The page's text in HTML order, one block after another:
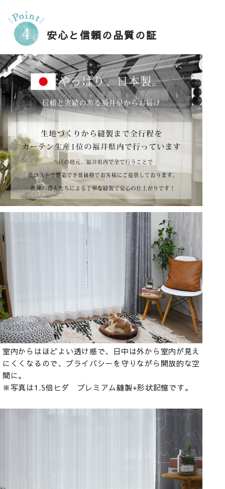
安心と信頼の品質の証
室内からはほどよい透け感で、日中は外から室内が見え
にくくなるので、プライバシーを守りながら開放的な空
間に。
※写真は1.5倍ヒダ プレミアム縫製+形状記憶です。